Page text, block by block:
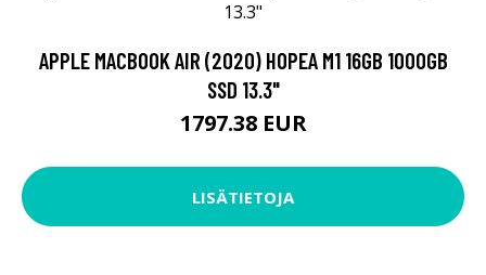
APPLE MACBOOK AIR (2020) HOPEA M1 16GB 1000GB
SSD 13.3"
1797.38 EUR
LISÄTIETOJA